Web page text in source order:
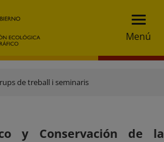
Menú
de treball i seminaris
y Conservación de la